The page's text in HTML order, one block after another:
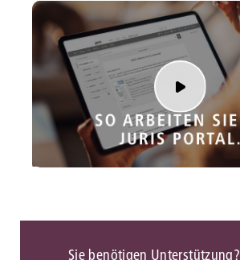
Sie benötigen Unterstützung?